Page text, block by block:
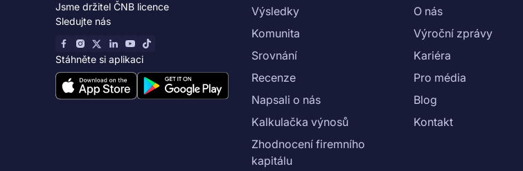
Jsme držitel ČNB licence
Sledujte nás
Stáhněte si aplikaci
Výsledky
Komunita
Srovnání
Recenze
Napsali o nás
Kalkulačka výnosů
Zhodnocení firemního
kapitálu
O nás
Výroční zprávy
Kariéra
Pro média
Blog
Kontakt